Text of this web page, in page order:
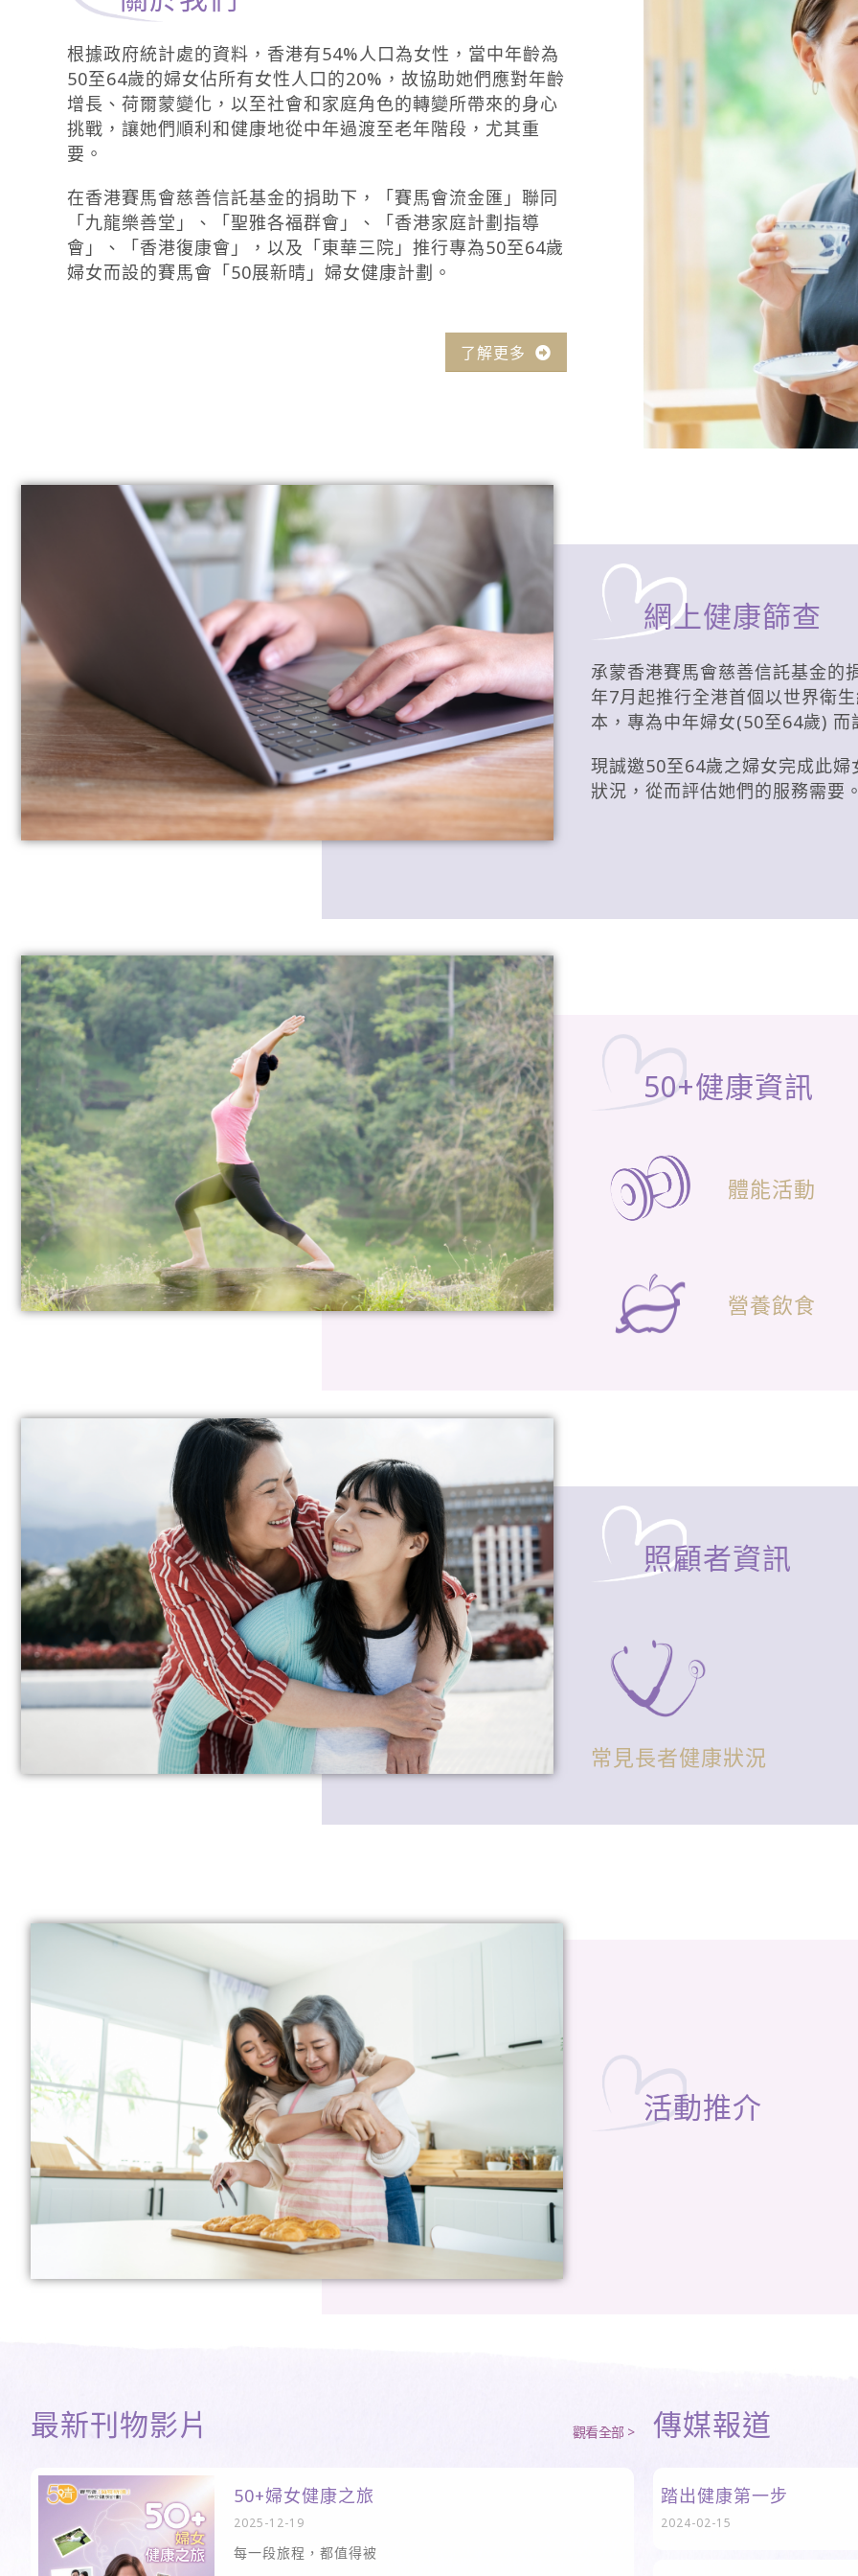
根據政府統計處的資料，香港有54%人口為女性，當中年齡為
50至64歲的婦女佔所有女性人口的20%，故協助她們應對年齡
增長、荷爾蒙變化，以至社會和家庭角色的轉變所帶來的身心
挑戰，讓她們順利和健康地從中年過渡至老年階段，尤其重
要。
在香港賽馬會慈善信託基金的捐助下，「賽馬會流金匯」聯同
「九龍樂善堂」、「聖雅各福群會」、「香港家庭計劃指導
會」、「香港復康會」，以及「東華三院」推行專為50至64歲
婦女而設的賽馬會「50展新晴」婦女健康計劃。
了解更多
網上健康篩查
承蒙香港賽馬會慈善信託基金的
年7月起推行全港首個以世界衛
本，專為中年婦女(50至64歲)
現誠邀50至64歲之婦女完成此
狀況，從而評估她們的服務需要
50+健康資訊
體能活動
營養飲食
照顧者資訊
常見長者健康狀況
活動推介
最新刊物影片 觀看全部 >
50+婦女健康之旅
2025-12-19
每一段旅程，都值得被
傳媒報道
踏出健康第一步
2024-02-15